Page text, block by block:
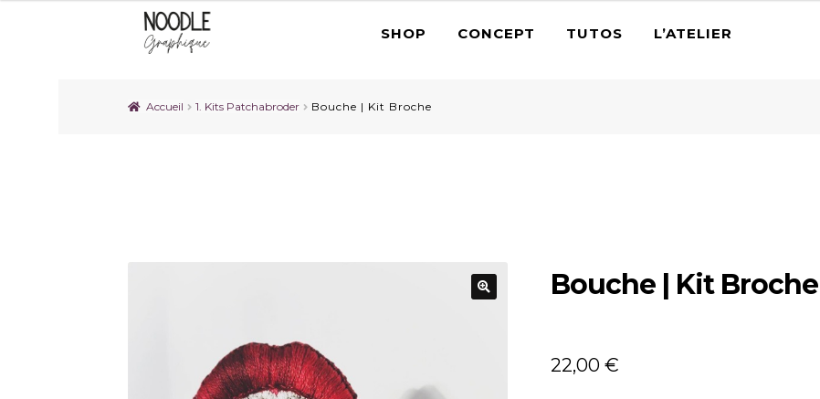
SHOP CONCEPT TUTOS L’ATELIER
Accueil 1. Kits Patchabroder Bouche | Kit Broche
Bouche | Kit Broche
22,00 €